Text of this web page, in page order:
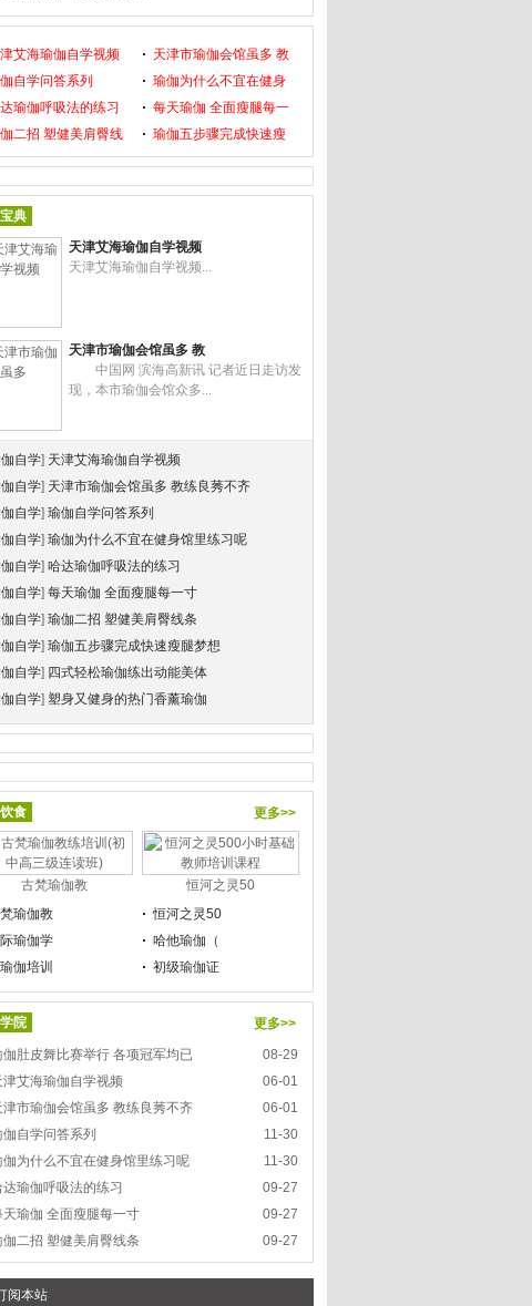
艾海瑜伽自学视频
天津市瑜伽会馆虽多 教
自学问答系列
瑜伽为什么不宜在健身
瑜伽呼吸法的练习
每天瑜伽 全面瘦腿每一
二招 塑健美肩臀线
瑜伽五步骤完成快速瘦
典
天津艾海瑜伽自学视频
天津艾海瑜伽自学视频...
天津市瑜伽会馆虽多 教
中国网 滨海高新讯 记者近日走访发
现，本市瑜伽会馆众多...
自学] 天津艾海瑜伽自学视频
自学] 天津市瑜伽会馆虽多 教练良莠不齐
自学] 瑜伽自学问答系列
自学] 瑜伽为什么不宜在健身馆里练习呢
自学] 哈达瑜伽呼吸法的练习
自学] 每天瑜伽 全面瘦腿每一寸
自学] 瑜伽二招 塑健美肩臀线条
自学] 瑜伽五步骤完成快速瘦腿梦想
自学] 四式轻松瑜伽练出动能美体
自学] 塑身又健身的热门香薰瑜伽
食 更多>>
古梵瑜伽教
恒河之灵50
瑜伽教
恒河之灵50
瑜伽学
哈他瑜伽（
伽培训
初级瑜伽证
院
更多>>
伽肚皮舞比赛举行 各项冠军均已
08-29
津艾海瑜伽自学视频
06-01
津市瑜伽会馆虽多 教练良莠不齐
06-01
伽自学问答系列
11-30
伽为什么不宜在健身馆里练习呢
11-30
达瑜伽呼吸法的练习
09-27
天瑜伽 全面瘦腿每一寸
09-27
伽二招 塑健美肩臀线条
09-27
阅本站